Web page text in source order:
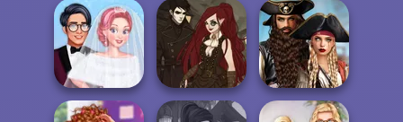
Rival Sisters Life Story
Bab's Back to
School Style
Cha...